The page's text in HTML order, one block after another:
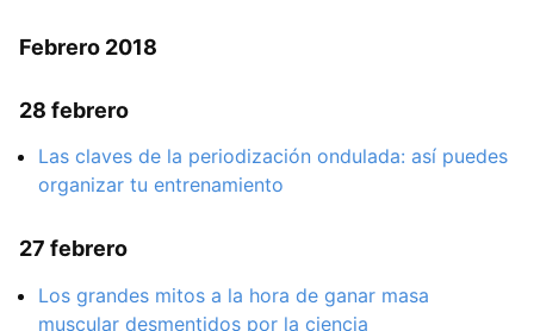
Febrero 2018
28 febrero
Las claves de la periodización ondulada: así puedes
organizar tu entrenamiento
27 febrero
Los grandes mitos a la hora de ganar masa
muscular desmentidos por la ciencia